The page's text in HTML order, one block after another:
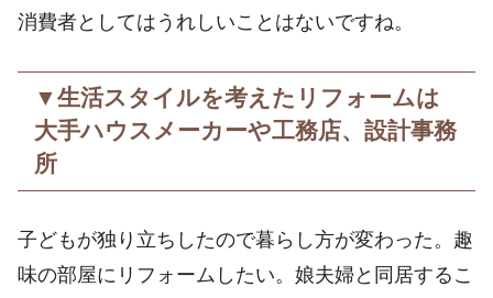
消費者としてはうれしいことはないですね。
▼生活スタイルを考えたリフォームは
大手ハウスメーカーや工務店、設計事務
所
子どもが独り立ちしたので暮らし方が変わった。趣
味の部屋にリフォームしたい。娘夫婦と同居するこ